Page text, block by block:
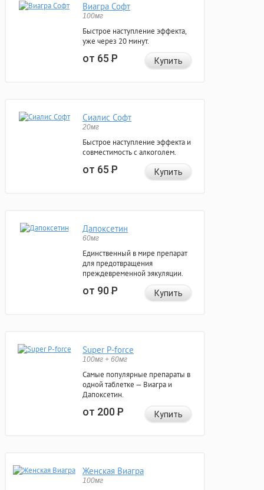
Виагра Софт
100мг
Быстрое наступление эффекта,
уже через 20 минут.
от 65Р Купить
Сиалис Софт
20мг
Быстрое наступление эффекта и
совместимость с алкоголем.
от 65Р Купить
Дапоксетин
60мг
Единственный в мире препарат
для предотвращения
преждевременной эякуляции.
от 90Р Купить
Super P-force
100мг + 60мг
Самые популярные препараты в
одной таблетке — Виагра и
Дапоксетин.
от 200Р Купить
Женская Виагра
100мг